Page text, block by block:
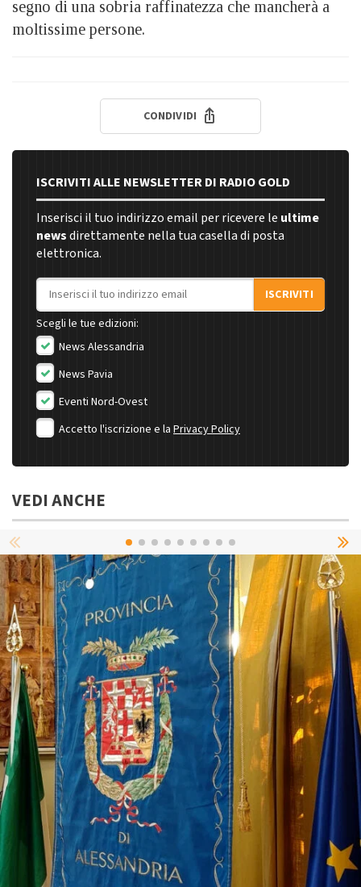
segno di una sobria raffinatezza che mancherà a
moltissime persone.
CONDIVIDI
ISCRIVITI ALLE NEWSLETTER DI RADIO GOLD
Inserisci il tuo indirizzo email per ricevere le ultime
newsdirettamente nella tua casella di posta
elettronica.
Indirizzo email
ISCRIVITI
Scegli le tue edizioni:
News Alessandria
News Pavia
Eventi Nord-Ovest
Accetto l'iscrizione e la Privacy Policy
VEDI ANCHE